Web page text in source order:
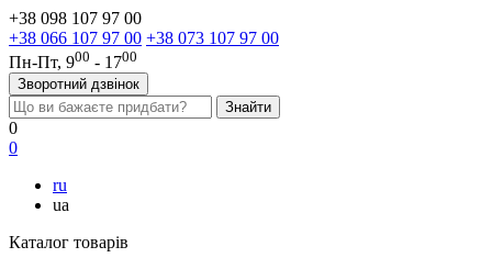
+38 098 107 97 00
+38 066 107 97 00 +38 073 107 97 00
Пн-Пт, 900 - 1700
Зворотний дзвінок
0
0
ru
ua
Каталог товарів